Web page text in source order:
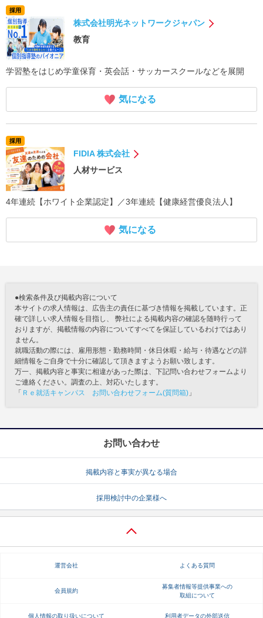
採用
株式会社明光ネットワークジャパン
教育
学習塾をはじめ学童保育・英会話・サッカースクールなどを展開
気になる
採用
FIDIA 株式会社
人材サービス
4年連続【ホワイト企業認定】／3年連続【健康経営優良法人】
気になる
●検索条件及び掲載内容について
本サイトの求人情報は、広告主の責任に基づき情報を掲載しています。正
確で詳しい求人情報を目指し、 弊社による掲載内容の確認を随時行って
おりますが、掲載情報の内容についてすべてを保証しているわけではあり
ません。
就職活動の際には、雇用形態・勤務時間・休日休暇・給与・待遇などの詳
細情報をご自身で十分に確認して頂きますようお願い致します。
万一、掲載内容と事実に相違があった際は、下記問い合わせフォームより
ご連絡ください。調査の上、対応いたします。
「 Ｒｅ就活キャンパス お問い合わせフォーム(質問箱) 」
お問い合わせ
掲載内容と事実が異なる場合
採用検討中の企業様へ
運営会社 よくある質問
会員規約
募集者情報等提供事業への
取組について
個人情報の取り扱いについて 利用者データの外部送信